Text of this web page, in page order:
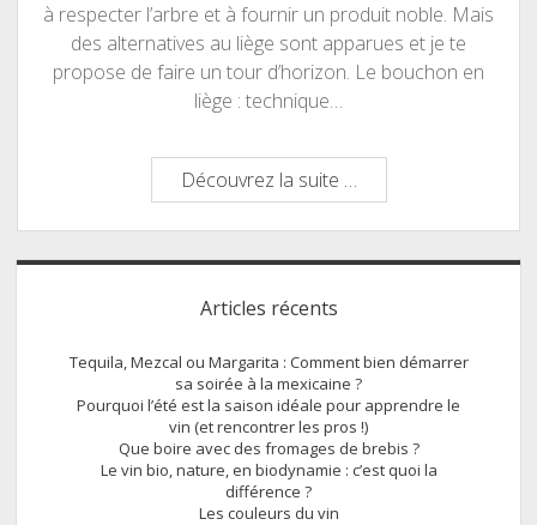
à respecter l’arbre et à fournir un produit noble. Mais
des alternatives au liège sont apparues et je te
propose de faire un tour d’horizon. Le bouchon en
liège : technique…
Découvrez la suite …
garder
des
bouchons
?
Sidebar
Articles récents
Tequila, Mezcal ou Margarita : Comment bien démarrer
sa soirée à la mexicaine ?
Pourquoi l’été est la saison idéale pour apprendre le
vin (et rencontrer les pros !)
Que boire avec des fromages de brebis ?
Le vin bio, nature, en biodynamie : c’est quoi la
différence ?
Les couleurs du vin